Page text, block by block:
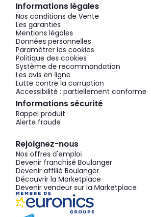
Informations légales
Nos conditions de Vente
Les garanties
Mentions légales
Données personnelles
Paramétrer les cookies
Politique des cookies
Système de recommandation
Les avis en ligne
Lutte contre la corruption
Accessibilité : partiellement conforme
Informations sécurité
Rappel produit
Alerte fraude
Rejoignez-nous
Nos offres d'emploi
Devenir franchisé Boulanger
Devenir affilié Boulanger
Découvrir la Marketplace
Devenir vendeur sur la Marketplace